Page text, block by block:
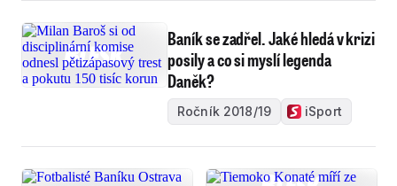
Baník se zadřel. Jaké hledá v krizi
posily a co si myslí legenda
Daněk?
Ročník 2018/19 iSport